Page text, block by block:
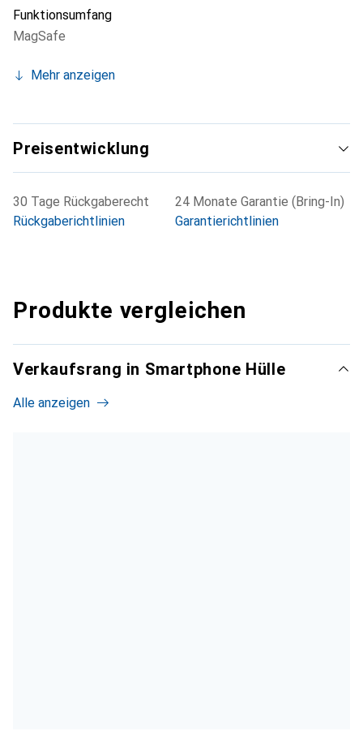
Funktionsumfang
MagSafe
Mehr anzeigen
Preisentwicklung
30 Tage Rückgaberecht
Rückgaberichtlinien
24 Monate Garantie (Bring-In)
Garantierichtlinien
Produkte vergleichen
Verkaufsrang in Smartphone Hülle
Alle anzeigen